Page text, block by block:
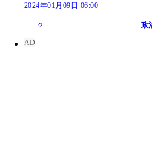
2024年01月09日 06:00
政